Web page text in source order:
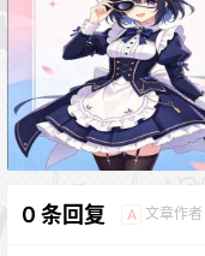
0 条回复 A 文章作者